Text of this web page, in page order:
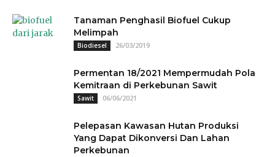
Tanaman Penghasil Biofuel Cukup
Melimpah
Biodiesel 26/03/2019
Permentan 18/2021 Mempermudah Pola
Kemitraan di Perkebunan Sawit
Sawit 06/06/2021
Pelepasan Kawasan Hutan Produksi
Yang Dapat Dikonversi Dan Lahan
Perkebunan